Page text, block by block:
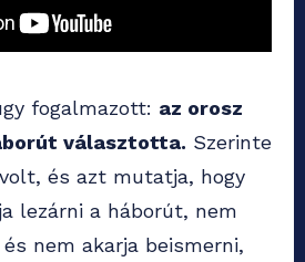
fogalmazott: az orosz
választotta. Szerinte
és azt mutatja, hogy
lezárni a háborút, nem
nem akarja beismerni,